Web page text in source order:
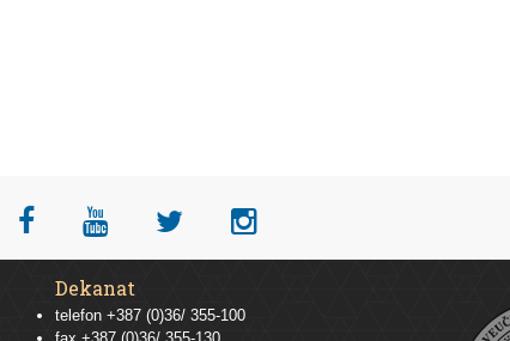
Dekanat
telefon +387 (0)36/ 355-100